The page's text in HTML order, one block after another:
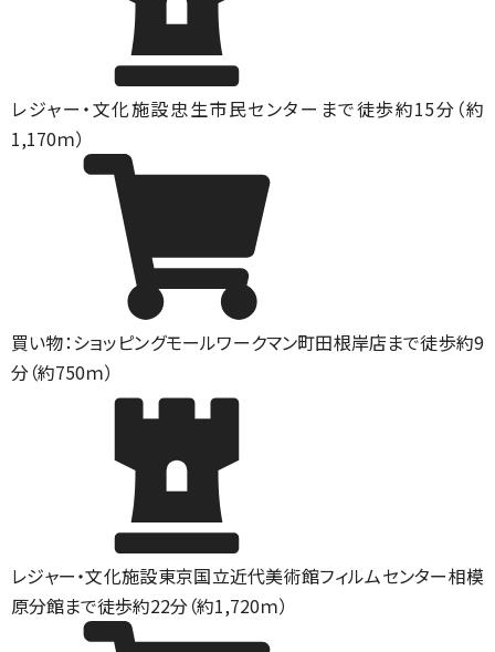
レジャー・文化施設忠生市民センターまで徒歩約15分（約
1,170ｍ）
買い物：ショッピングモールワークマン町田根岸店まで徒歩約9
分（約750ｍ）
レジャー・文化施設東京国立近代美術館フィルムセンター相模
原分館まで徒歩約22分（約1,720ｍ）